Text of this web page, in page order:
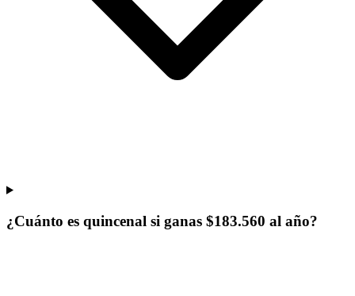
¿Cuánto es quincenal si ganas $183.560 al año?